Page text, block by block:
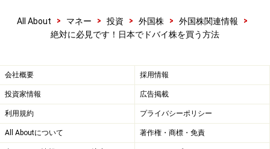
が、その内容を保証するものではなく、これに基づく損失・損害
などについて当社は一切の責任を負いません。
最新の情報や詳細については、必ず各金融機関やサービス提供者
【編集部からのお知らせ】
・「家計」について、
アンケート（2026/8/31まで）
中です！
※抽選で20名にAmazonギフト券1000円分プレゼント
※謝礼付きの限定アンケートやモニター企画に参加が可能に
なります
All About > マネー > 投資 > 外国株 > 外国株関連情報
>
絶対に必見です！日本でドバイ株を買う方法
会社概要 採用情報
投資家情報 広告掲載
利用規約 プライバシーポリシー
All Aboutについて 著作権・商標・免責